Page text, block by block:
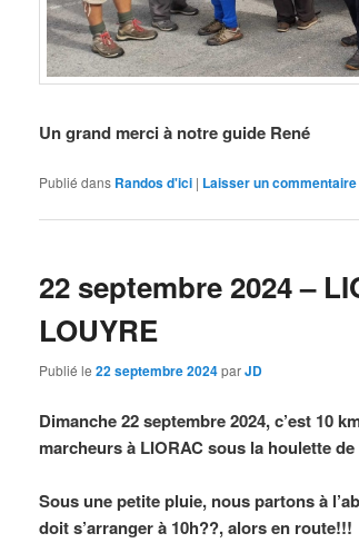
Un grand merci à notre guide René
Publié dans Randos d'ici | Laisser un commentaire
22 septembre 2024 –
LOUYRE
Publié le 22 septembre 2024parJD
Dimanche 22 septembre 2024, c’est 10
marcheurs à LIORAC sous la houlette
Sous une petite pluie, nous partons à
doit s’arranger à 10h??, alors en route!!!